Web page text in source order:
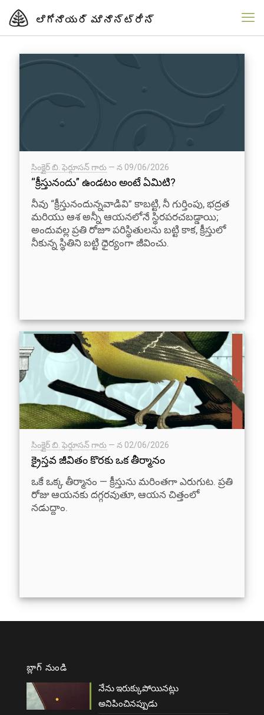
సింక్లైర్ బి. ఫెర్గూసన్ గారు — న 09/06/2026
“క్రీస్తునందు” ఉండటం అంటే ఏమిటి?
నీవు “క్రీస్తునందున్నవాడివి” కాబట్టి, నీ గుర్తింపు, భద్రత
మరియు ఆశ అన్నీ ఆయనలోనే స్థిరపరచబడ్డాయి;
అందువల్ల ప్రతి రోజూ పరిస్థితులను బట్టి కాక, క్రీస్తులో
నీకున్న స్థితిని బట్టి ధైర్యంగా జీవించు.
సింక్లైర్ బి. ఫెర్గూసన్ గారు — న 02/06/2026
క్రైస్తవ జీవితం కొరకు ఒక తీర్మానం
ఒకే ఒక్క తీర్మానం — క్రీస్తును మరింతగా ఎరుగుట. ప్రతి
రోజు ఆయనకు దగ్గరవుతూ, ఆయన చిత్తంలో
నడుద్దాం.
బ్లాగ్ నుండి
నేను ఇరుక్కుపోయినట్లు
అనిపించినప్పుడు